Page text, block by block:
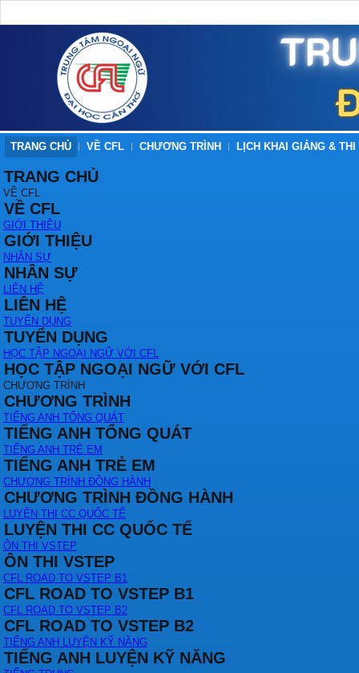
TRANG CHỦ VỀ CFL CHƯƠNG TRÌNH LỊCH KHAI GIẢNG & THI
TRANG CHỦ
VỀ CFL
VỀ CFL
GIỚI THIỆU
GIỚI THIỆU
NHÂN SỰ
NHÂN SỰ
LIÊN HỆ
LIÊN HỆ
TUYỂN DỤNG
TUYỂN DỤNG
HỌC TẬP NGOẠI NGỮ VỚI CFL
HỌC TẬP NGOẠI NGỮ VỚI CFL
CHƯƠNG TRÌNH
CHƯƠNG TRÌNH
TIẾNG ANH TỔNG QUÁT
TIẾNG ANH TỔNG QUÁT
TIẾNG ANH TRẺ EM
TIẾNG ANH TRẺ EM
CHƯƠNG TRÌNH ĐỒNG HÀNH
CHƯƠNG TRÌNH ĐỒNG HÀNH
LUYỆN THI CC QUỐC TẾ
LUYỆN THI CC QUỐC TẾ
ÔN THI VSTEP
ÔN THI VSTEP
CFL ROAD TO VSTEP B1
CFL ROAD TO VSTEP B1
CFL ROAD TO VSTEP B2
CFL ROAD TO VSTEP B2
TIẾNG ANH LUYỆN KỸ NĂNG
TIẾNG ANH LUYỆN KỸ NĂNG